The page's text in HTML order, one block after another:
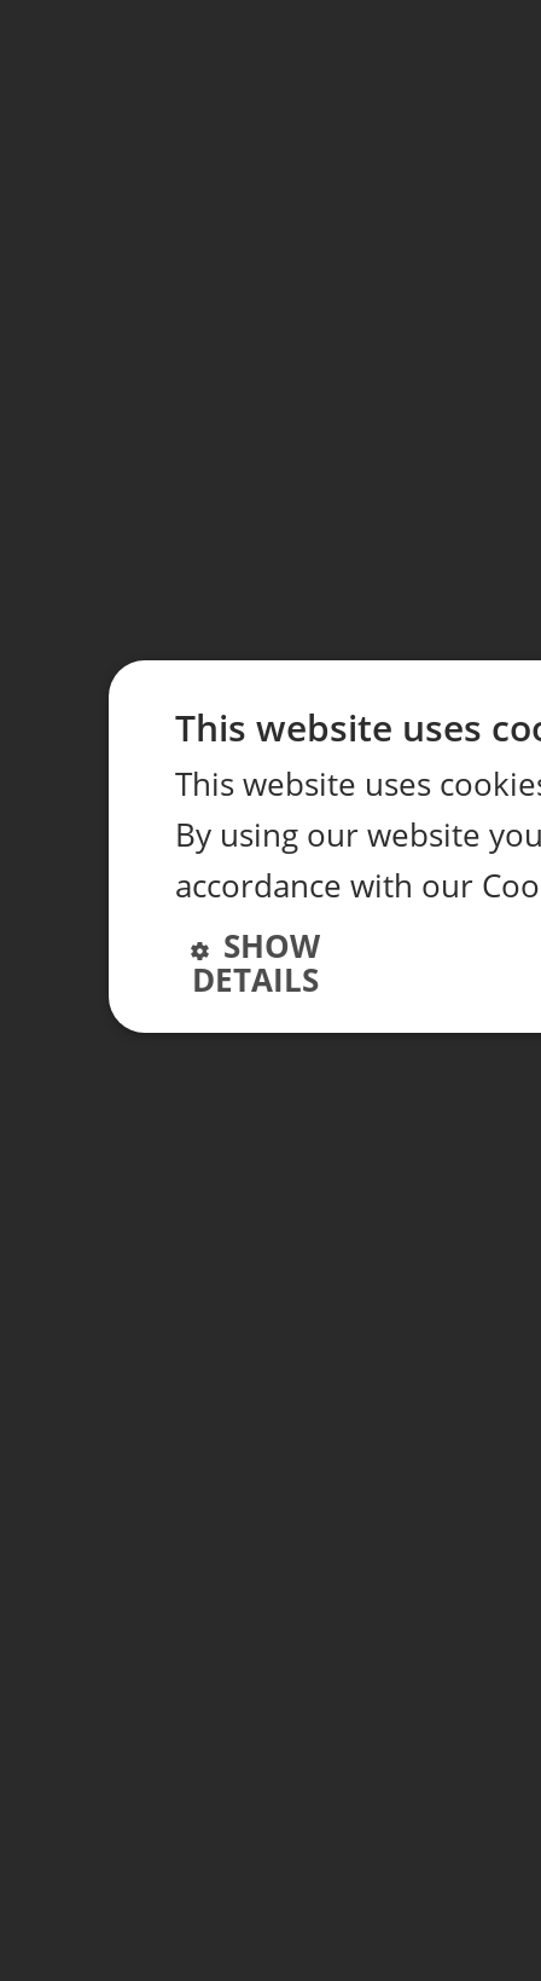
This website uses
This website uses
By using our website
accordance with our
SHOW
DETAILS